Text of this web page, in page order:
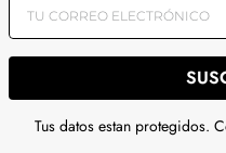
Tus datos estan protegidos.